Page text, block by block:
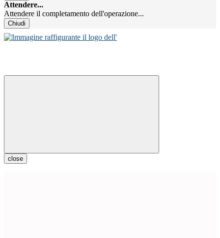
Attendere...
Attendere il completamento dell'operazione...
Chiudi
close